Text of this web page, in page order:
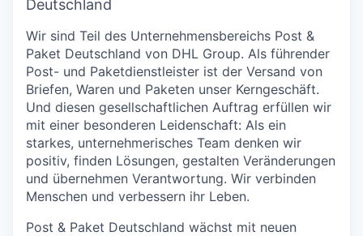
Deutschland
Wir sind Teil des Unternehmensbereichs Post &
Paket Deutschland von DHL Group. Als führender
Post- und Paketdienstleister ist der Versand von
Briefen, Waren und Paketen unser Kerngeschäft.
Und diesen gesellschaftlichen Auftrag erfüllen wir
mit einer besonderen Leidenschaft: Als ein
starkes, unternehmerisches Team denken wir
positiv, finden Lösungen, gestalten Veränderungen
und übernehmen Verantwortung. Wir verbinden
Menschen und verbessern ihr Leben.
Post & Paket Deutschland wächst mit neuen